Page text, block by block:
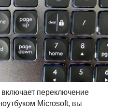
переключение
Microsoft, вы